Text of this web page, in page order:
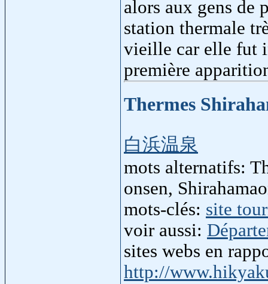
alors aux gens de
station thermale
vieille car elle fut
première
Thermes
白浜温泉
mots alternatifs:
onsen,
mots-clés: site
voir aussi:
sites webs en
http://